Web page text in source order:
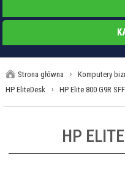
Strona główna › Komputery
HP EliteDesk › HP Elite 800 G9R SFF
HP